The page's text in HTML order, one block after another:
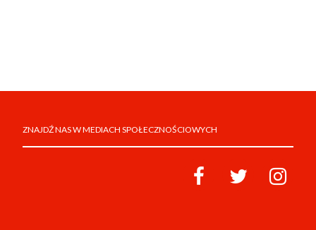
ZNAJDŹ NAS W MEDIACH SPOŁECZNOŚCIOWYCH